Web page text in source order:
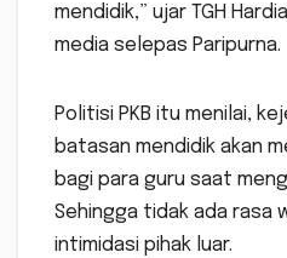
mendidik,” ujar TGH
media selepas Paripurna.
Politisi PKB itu menilai,
batasan mendidik akan
bagi para guru saat
Sehingga tidak ada rasa
intimidasi pihak luar.